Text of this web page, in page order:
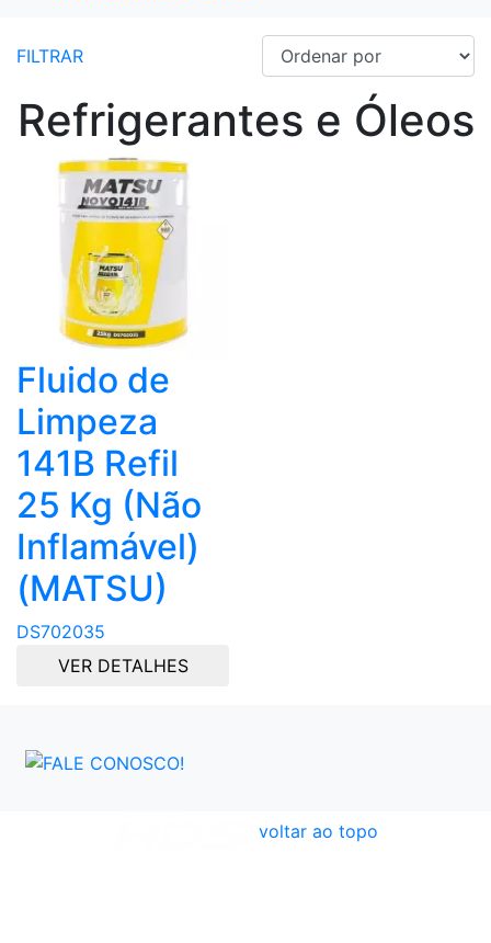
FILTRAR
Refrigerantes e Óleos
Fluido de
Limpeza
141B Refil
25 Kg (Não
Inflamável)
(MATSU)
DS702035
VER DETALHES
voltar ao topo